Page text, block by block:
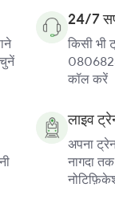
24/7
किसी भी
कॉल करें
लाइव
अपना
नागदा